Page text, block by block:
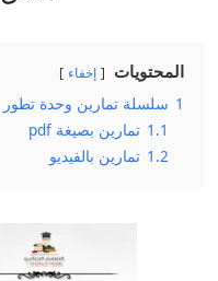
المحتويات إخفاء
1 سلسلة تمارين وحدة تطور
1.1 تمارين بصيغة pdf
1.2 تمارين بالفيديو